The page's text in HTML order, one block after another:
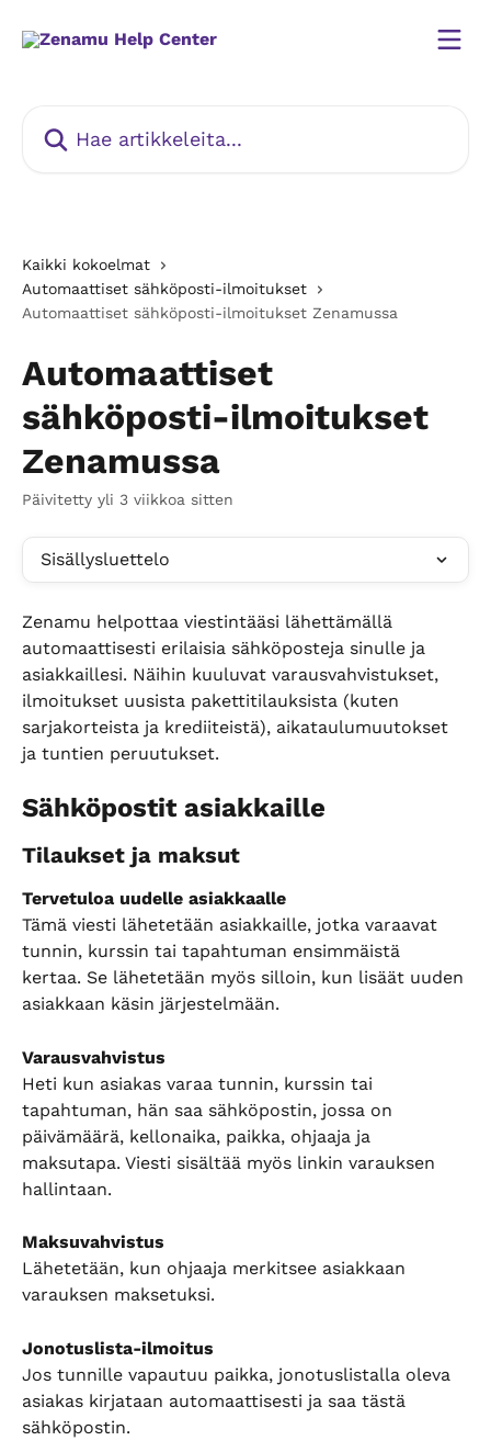
Kaikki kokoelmat
Automaattiset sähköposti-ilmoitukset
Automaattiset sähköposti-ilmoitukset Zenamussa
Automaattiset
sähköposti-ilmoitukset
Zenamussa
Päivitetty yli 3 viikkoa sitten
Sisällysluettelo
Zenamu helpottaa viestintääsi lähettämällä
automaattisesti erilaisia sähköposteja sinulle ja
asiakkaillesi. Näihin kuuluvat varausvahvistukset,
ilmoitukset uusista pakettitilauksista (kuten
sarjakorteista ja krediiteistä), aikataulumuutokset
ja tuntien peruutukset.
Sähköpostit asiakkaille
Tilaukset ja maksut
Tervetuloa uudelle asiakkaalle
Tämä viesti lähetetään asiakkaille, jotka varaavat
tunnin, kurssin tai tapahtuman ensimmäistä
kertaa. Se lähetetään myös silloin, kun lisäät uuden
asiakkaan käsin järjestelmään.
Varausvahvistus
Heti kun asiakas varaa tunnin, kurssin tai
tapahtuman, hän saa sähköpostin, jossa on
päivämäärä, kellonaika, paikka, ohjaaja ja
maksutapa. Viesti sisältää myös linkin varauksen
hallintaan.
Maksuvahvistus
Lähetetään, kun ohjaaja merkitsee asiakkaan
varauksen maksetuksi.
Jonotuslista-ilmoitus
Jos tunnille vapautuu paikka, jonotuslistalla oleva
asiakas kirjataan automaattisesti ja saa tästä
sähköpostin.